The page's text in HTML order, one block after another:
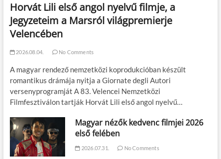
Horvát Lili első angol nyelvű filmje, a
Jegyzeteim a Marsról világpremierje
Velencében
2026.08.04. No Comments
A magyar rendező nemzetközi koprodukcióban készült
romantikus drámája nyitja a Giornate degli Autori
versenyprogramját A 83. Velencei Nemzetközi
Filmfesztiválon tartják Horvát Lili első angol nyelvű…
Magyar nézők kedvenc filmjei 2026
első felében
2026.07.31. No Comments